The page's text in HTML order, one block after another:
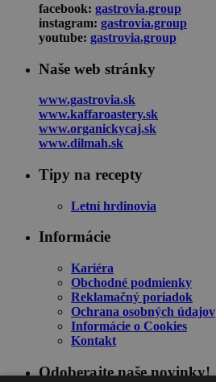
facebook: gastrovia.group
instagram: gastrovia.group
youtube: gastrovia.group
Naše web stránky
www.gastrovia.sk
www.kaffaroastery.sk
www.organickycaj.sk
www.dilmah.sk
Tipy na recepty
Letní hrdinovia
Informácie
Kariéra
Obchodné podmienky
Reklamačný poriadok
Ochrana osobných údajov
Informácie o Cookies
Kontakt
Odoberajte naše novinky!